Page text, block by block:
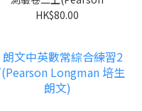
Longman 培生朗文)
HK$80.00